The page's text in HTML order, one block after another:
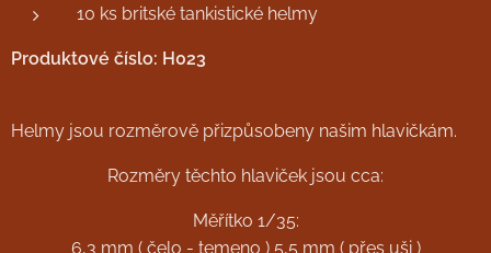
10 ks britské tankistické helmy
Produktové číslo: H023
Helmy jsou rozměrově přizpůsobeny našim hlavičkám.
Rozměry těchto hlaviček jsou cca:
Měřítko 1/35:
6,3 mm ( čelo - temeno ) 5,5 mm ( přes uši )